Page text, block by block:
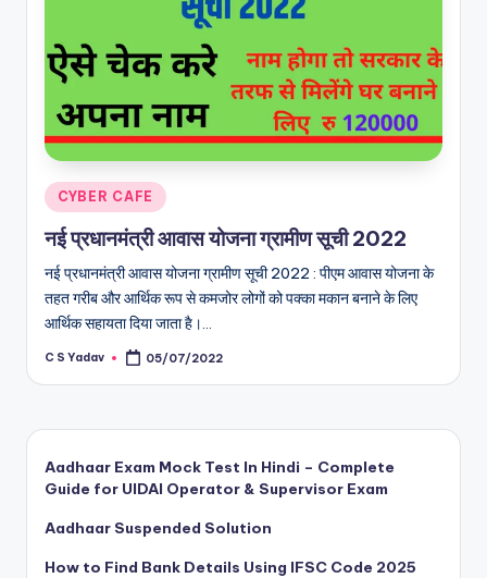
Posted
in
CYBER CAFE
नई प्रधानमंत्री आवास योजना ग्रामीण सूची 2022
नई प्रधानमंत्री आवास योजना ग्रामीण सूची 2022 : पीएम आवास योजना के
तहत गरीब और आर्थिक रूप से कमजोर लोगों को पक्का मकान बनाने के लिए
आर्थिक सहायता दिया जाता है।…
Posted
C S Yadav 05/07/2022
Aadhaar Exam Mock Test In Hindi – Complete
Guide for UIDAI Operator & Supervisor Exam
Aadhaar Suspended Solution
How to Find Bank Details Using IFSC Code 2025